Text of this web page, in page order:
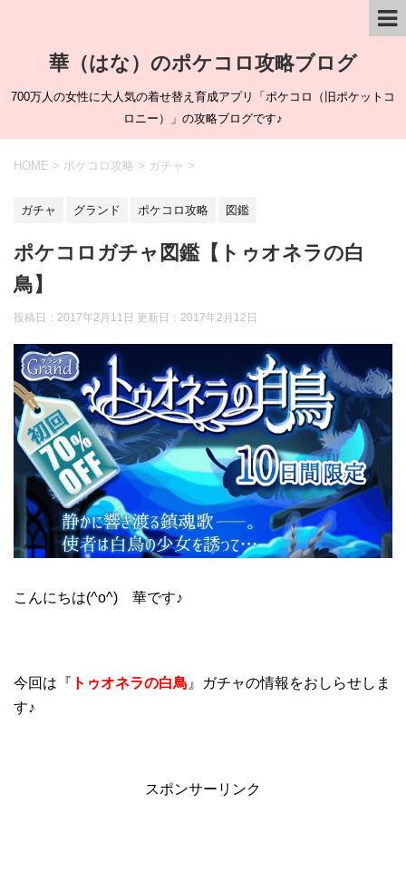
華（はな）のポケコロ攻略ブログ
700万人の女性に大人気の着せ替え育成アプリ「ポケコロ（旧ポケットコ
ロニー）」の攻略ブログです♪
HOME > ポケコロ攻略 > ガチャ >
ガチャ グランド ポケコロ攻略 図鑑
ポケコロガチャ図鑑【トゥオネラの白
鳥】
投稿日：2017年2月11日 更新日： 2017年2月12日
こんにちは(^o^) 華です♪
今回は『 トゥオネラの白鳥 』ガチャの情報をおしらせしま
す♪
スポンサーリンク